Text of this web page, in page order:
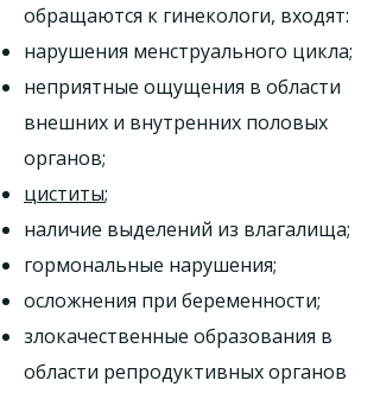
обращаются к гинекологи, входят:
нарушения менструального цикла;
неприятные ощущения в области
внешних и внутренних половых
органов;
циститы;
наличие выделений из влагалища;
гормональные нарушения;
осложнения при беременности;
злокачественные образования в
области репродуктивных органов